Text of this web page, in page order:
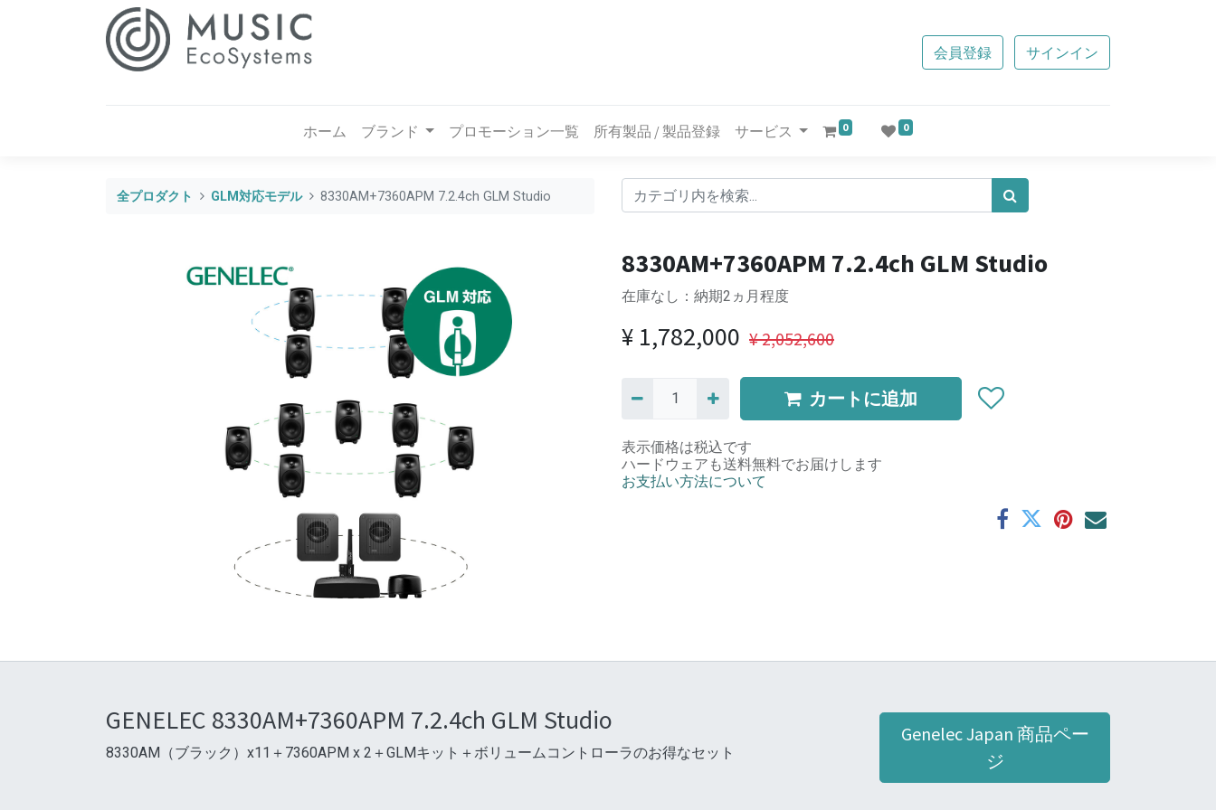
会員登録 サインイン
ホーム ブランド プロモーション一覧 所有製品 / 製品登録 サービス 0 0
全プロダクト GLM対応モデル 8330AM+7360APM 7.2.4ch GLM Studio
8330AM+7360APM 7.2.4ch GLM Studio
在庫なし：納期2ヵ月程度
¥ 1,782,000 ¥2,052,600
カートに追加
表示価格は税込です
ハードウェアも送料無料でお届けします
お支払い方法について
GENELEC 8330AM+7360APM 7.2.4ch GLM Studio
8330AM（ブラック）x11＋7360APM x 2＋GLMキット＋ボリュームコントローラのお得なセット
Genelec Japan 商品ペー
ジ